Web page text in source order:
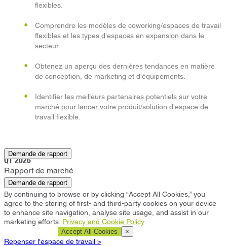
flexibles.
Comprendre les modèles de coworking/espaces de travail
flexibles et les types d'espaces en expansion dans le
secteur.
Obtenez un aperçu des dernières tendances en matière
de conception, de marketing et d'équipements.
Identifier les meilleurs partenaires potentiels sur votre
marché pour lancer votre produit/solution d'espace de
travail flexible.
Demande de rapport
Boca Raton
Q1 2026
Rapport de marché
Demande de rapport
By continuing to browse or by clicking “Accept All Cookies,” you
agree to the storing of first- and third-party cookies on your device
to enhance site navigation, analyse site usage, and assist in our
marketing efforts. Privacy and Cookie Policy
Accept All Cookies ×
Repenser l'espace de travail >